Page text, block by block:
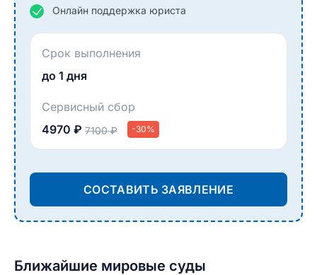
Онлайн поддержка юриста
Срок выполнения
до 1 дня
Сервисный сбор
4970 ₽ 7100 ₽ -30%
СОСТАВИТЬ ЗАЯВЛЕНИЕ
Ближайшие мировые суды